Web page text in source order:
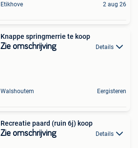
Etikhove 2 aug 26
Knappe springmerrie te koop
Zie omschrijving Details
Walshoutem Eergisteren
Recreatie paard (ruin 6j) koop
Zie omschrijving Details